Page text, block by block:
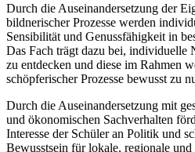
Durch die Auseinandersetzung der
bildnerischer Prozesse werden
Sensibilität und Genussfähigkeit in
Das Fach trägt dazu bei, individuelle
zu entdecken und diese im Rahmen
schöpferischer Prozesse bewusst zu
Durch die Auseinandersetzung mit
und ökonomischen Sachverhalten
Interesse der Schüler an Politik und
Bewusstsein für lokale, regionale